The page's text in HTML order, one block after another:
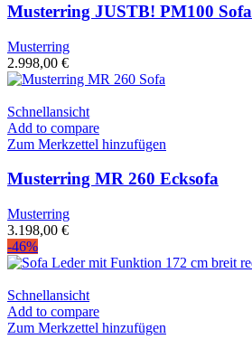
Musterring JUSTB! PM100 Sofa
Musterring
2.998,00 €
Schnellansicht
Add to compare
Zum Merkzettel hinzufügen
Musterring MR 260 Ecksofa
Musterring
3.198,00 €
-46%
Schnellansicht
Add to compare
Zum Merkzettel hinzufügen